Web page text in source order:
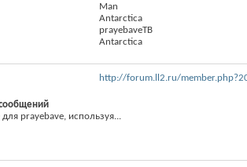
Man
Antarctica
prayebaveTB
Antarctica
http://forum.ll2.ru/
prayebave, используя...